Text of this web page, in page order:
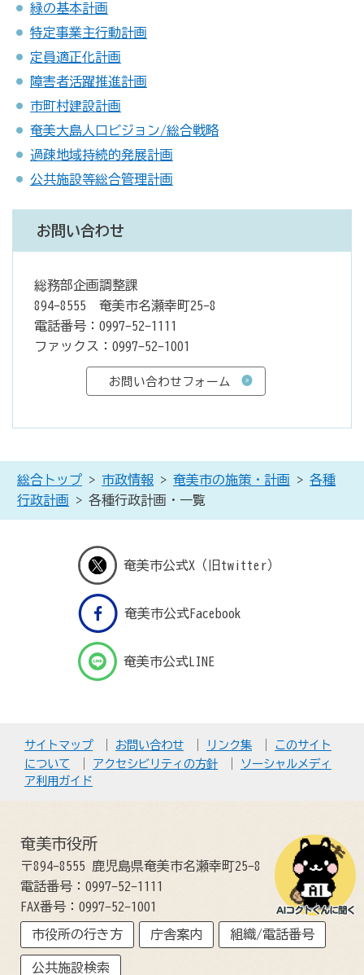
緑の基本計画
特定事業主行動計画
定員適正化計画
障害者活躍推進計画
市町村建設計画
奄美大島人口ビジョン/総合戦略
過疎地域持続的発展計画
公共施設等総合管理計画
お問い合わせ
総務部企画調整課
894-8555 奄美市名瀬幸町25-8
電話番号：0997-52-1111
ファックス：0997-52-1001
総合トップ > 市政情報 > 奄美市の施策・計画 > 各種
行政計画 > 各種行政計画・一覧
奄美市公式X（旧twitter）
奄美市公式Facebook
奄美市公式LINE
サイトマップ お問い合わせ リンク集
このサイト
について
アクセシビリティの方針
ソーシャルメディ
ア利用ガイド
奄美市役所
〒894-8555 鹿児島県奄美市名瀬幸町25-8
電話番号：0997-52-1111
FAX番号：0997-52-1001
市役所の行き方 庁舎案内 組織/電話番号
公共施設検索